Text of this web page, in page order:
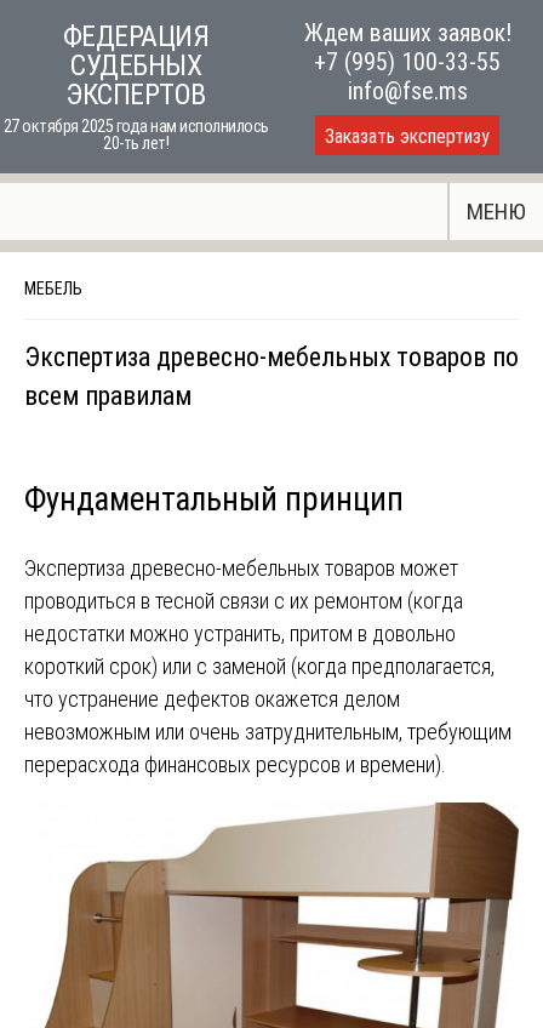
ФЕДЕРАЦИЯ
СУДЕБНЫХ
ЭКСПЕРТОВ
27 октября 2025 года нам исполнилось
20-ть лет!
Ждем ваших заявок!
+7 (995) 100-33-55
info@fse.ms
Заказать экспертизу
МЕНЮ
МЕБЕЛЬ
Экспертиза древесно-мебельных товаров по
всем правилам
Фундаментальный принцип
Экспертиза древесно-мебельных товаров может
проводиться в тесной связи с их ремонтом (когда
недостатки можно устранить, притом в довольно
короткий срок) или с заменой (когда предполагается,
что устранение дефектов окажется делом
невозможным или очень затруднительным, требующим
перерасхода финансовых ресурсов и времени).